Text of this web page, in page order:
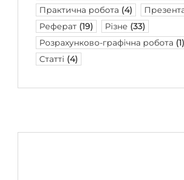
Практична робота (4)
Реферат (19) Різне (33)
Розрахунково-графічна робота (1)
Статті (4)